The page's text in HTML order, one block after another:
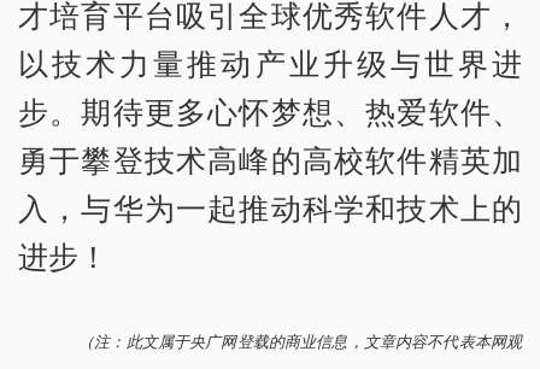
才培育平台吸引全球优秀软件人才，
以技术力量推动产业升级与世界进
步。期待更多心怀梦想、热爱软件、
勇于攀登技术高峰的高校软件精英加
入，与华为一起推动科学和技术上的
进步！
（注：此文属于央广网登载的商业信息，文章内容不代表本网观